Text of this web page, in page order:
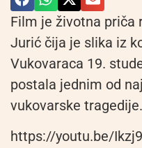
Film je životna priča
Jurić čija je slika iz
Vukovaraca 19.
postala jednim od
vukovarske tragedije.
https://youtu.be/